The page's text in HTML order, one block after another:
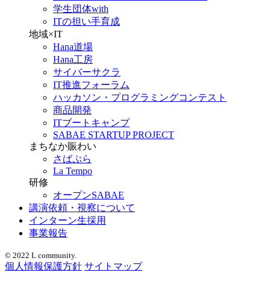
学生団体with
ITの担い手育成
地域×IT
Hana道場
Hana工房
サイバーサクラ
IT推進フォーラム
ハッカソン・プログラミングコンテスト
商品開発
ITブートキャンプ
SABAE STARTUP PROJECT
まちなか賑わい
さばぷら
La Tempo
研修
オープンSABAE
講演依頼・視察について
インターン生採用
事業報告
© 2022 L community.
個人情報保護方針 サイトマップ